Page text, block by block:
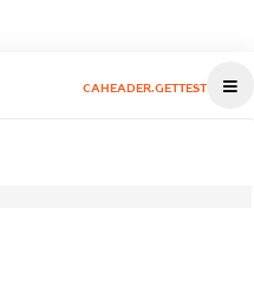
CAHEADER.GETTEST